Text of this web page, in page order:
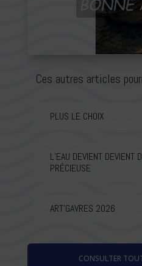
Ces autres articles
PLUS LE CHOIX
L’EAU DEVIENT DEVIENT
PRÉCIEUSE
ART’GAVRES 2026
CONSULTER